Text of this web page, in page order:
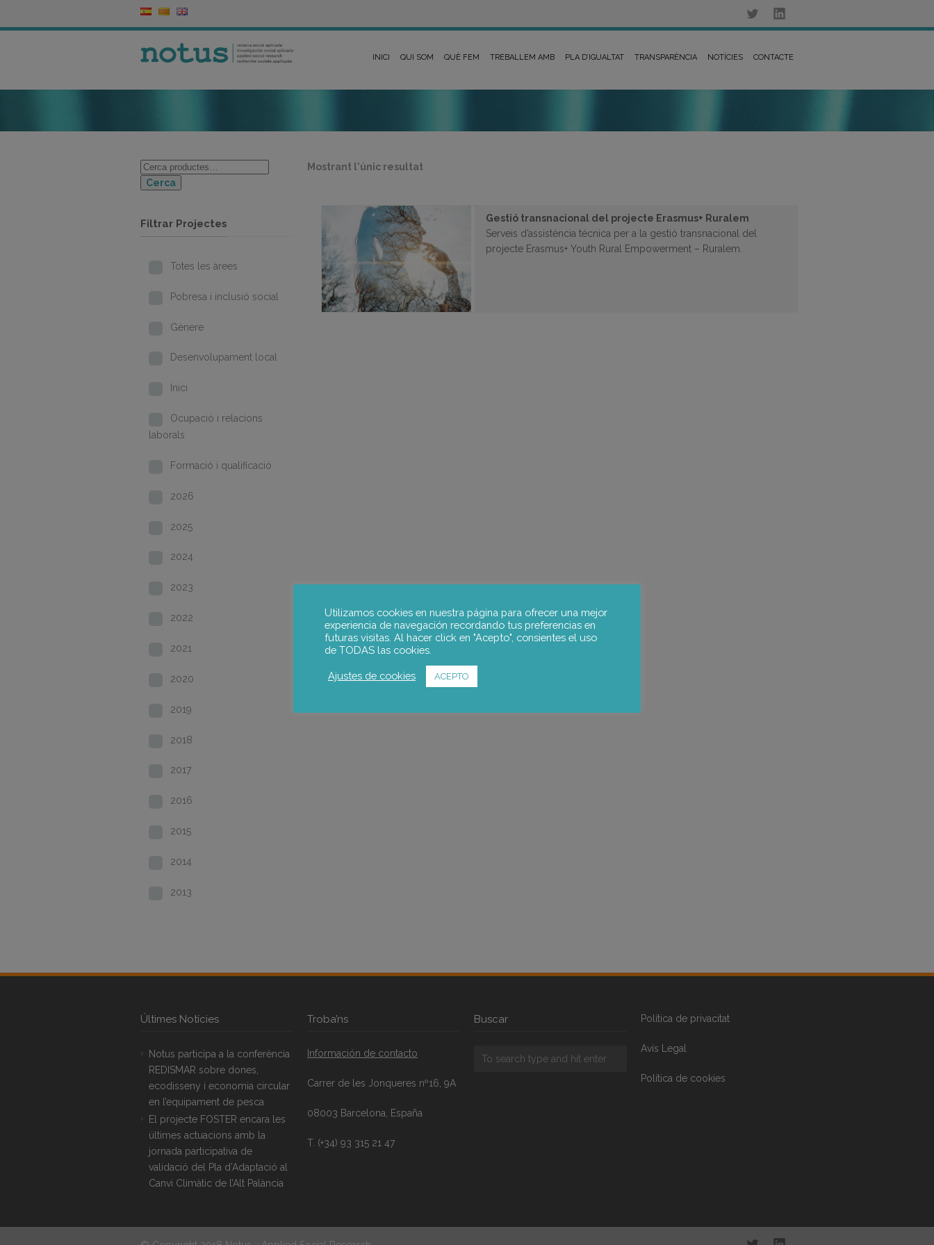
INICI QUI SOM QUÈ FEM TREBALLEM AMB PLA D’IGUALTAT TRANSPARÈNCIA NOTÍCIES CONTACTE
Mostrant l'únic resultat
Gestió transnacional del projecte Erasmus+ Ruralem
Serveis d’assistència técnica per a la gestió transnacional del
projecte Erasmus+ Youth Rural Empowerment – Ruralem.
Cerca
Filtrar Projectes
Totes les àrees
Pobresa i inclusió social
Gènere
Desenvolupament local
Inici
Ocupació i relacions
laborals
Formació i qualificació
2026
2025
2024
2023
2022
2021
2020
2019
2018
2017
2016
2015
2014
2013
Últimes Notícies
Notus participa a la conferència
REDISMAR sobre dones,
ecodisseny i economia circular
en l’equipament de pesca
El projecte FOSTER encara les
últimes actuacions amb la
jornada participativa de
validació del Pla d’Adaptació al
Canvi Climàtic de l’Alt Palància
Troba’ns
Información de contacto
Carrer de les Jonqueres nº16, 9A
08003 Barcelona, España
T. (+34) 93 315 21 47
Buscar Política de privacitat
Avís Legal
Política de cookies
Utilizamos cookies en nuestra página para ofrecer una mejor
experiencia de navegación recordando tus preferencias en
futuras visitas. Al hacer click en "Acepto", consientes el uso
de TODAS las cookies.
Ajustes de cookies ACEPTO